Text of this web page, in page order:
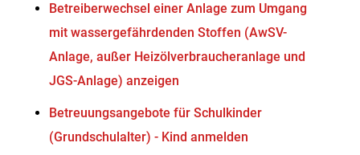
Betreiberwechsel einer Anlage zum Umgang
mit wassergefährdenden Stoffen (AwSV-
Anlage, außer Heizölverbraucheranlage und
JGS-Anlage) anzeigen
Betreuungsangebote für Schulkinder
(Grundschulalter) - Kind anmelden